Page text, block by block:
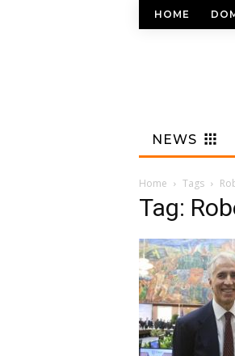
HOME
NEWS
Home Tags
Tag: